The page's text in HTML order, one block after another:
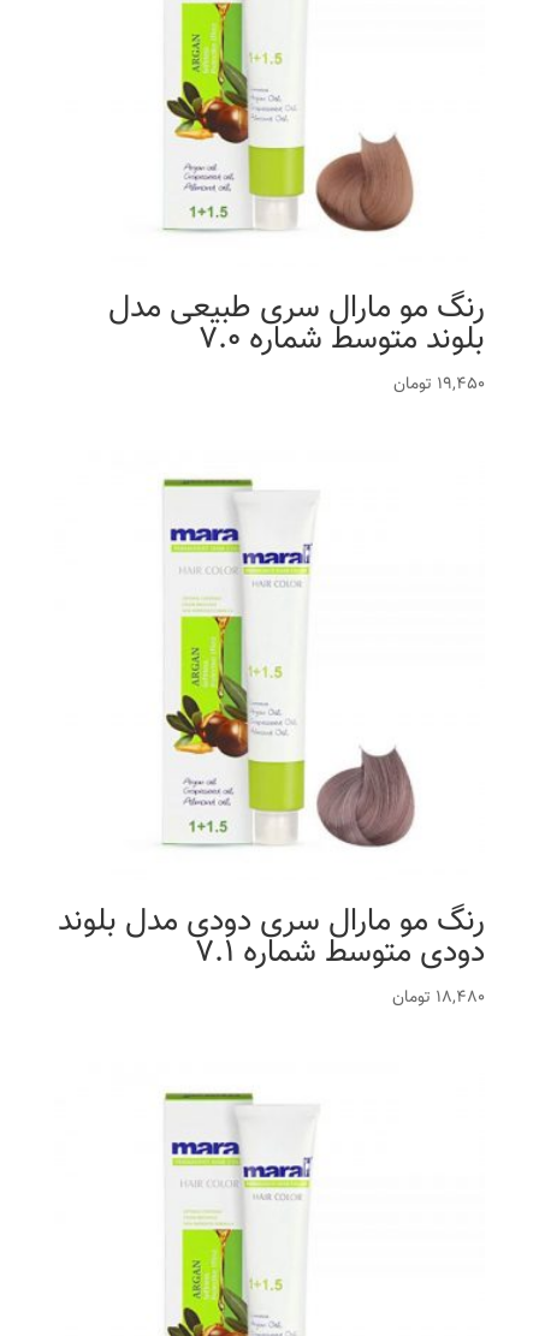
رنگ مو مارال سری طبیعی مدل
بلوند متوسط شماره 7.0
19,450 تومان
رنگ مو مارال سری دودی مدل بلوند
دودی متوسط شماره 7.1
18,480 تومان